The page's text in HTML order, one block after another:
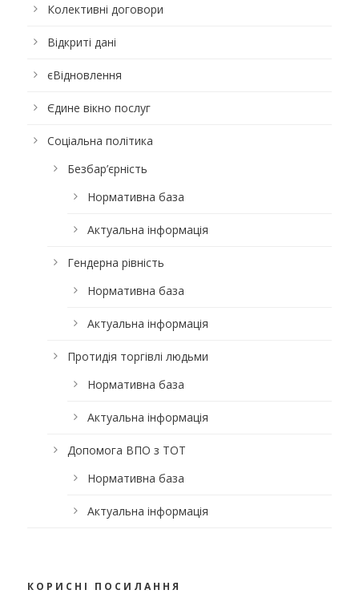
Колективні договори
Відкриті дані
єВідновлення
Єдине вікно послуг
Соціальна політика
Безбар’єрність
Нормативна база
Актуальна інформація
Гендерна рівність
Нормативна база
Актуальна інформація
Протидія торгівлі людьми
Нормативна база
Актуальна інформація
Допомога ВПО з ТОТ
Нормативна база
Актуальна інформація
КОРИСНІ ПОСИЛАННЯ